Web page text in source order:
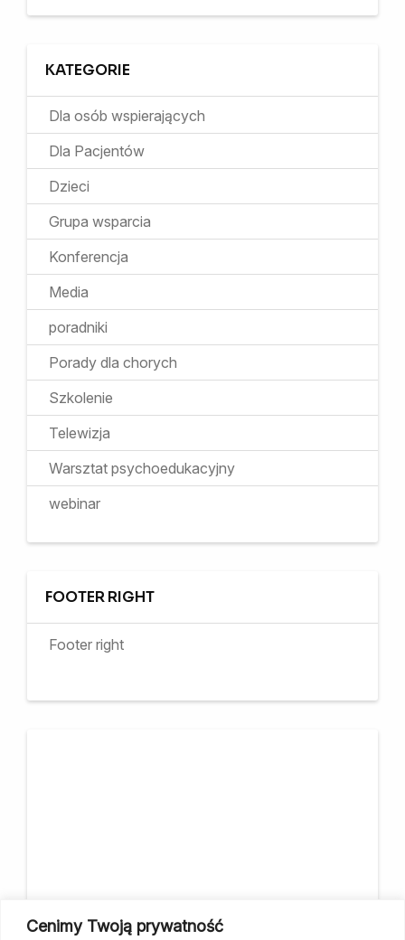
Cenimy Twoją prywatność
KATEGORIE
Dla osób wspierających
Dla Pacjentów
Dzieci
Grupa wsparcia
Konferencja
Media
poradniki
Porady dla chorych
Szkolenie
Telewizja
Warsztat psychoedukacyjny
webinar
FOOTER RIGHT
Footer right